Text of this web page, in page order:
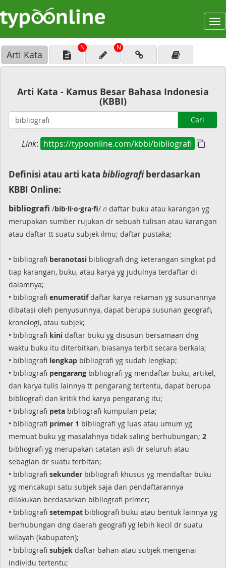
Arti Kata
N N
Arti Kata - Kamus Besar Bahasa Indonesia
(KBBI)
Cari
Link: https://typoonline.com/kbbi/bibliografi
Definisi atau arti kata bibliografiberdasarkan
KBBI Online:
bibliografi /bib·li·o·gra·fi/ n daftar buku atau karangan yg
merupakan sumber rujukan dr sebuah tulisan atau karangan
atau daftar tt suatu subjek ilmu; daftar pustaka;
• bibliografi beranotasi bibliografi dng keterangan singkat pd
tiap karangan, buku, atau karya yg judulnya terdaftar di
dalamnya;
• bibliografi enumeratifdaftar karya rekaman yg susunannya
dibatasi oleh penyusunnya, dapat berupa susunan geografi,
kronologi, atau subjek;
• bibliografi kini daftar buku yg disusun bersamaan dng
waktu buku itu diterbitkan, biasanya terbit secara berkala;
• bibliografi lengkap bibliografi yg sudah lengkap;
• bibliografi pengarang bibliografi yg mendaftar buku, artikel,
dan karya tulis lainnya tt pengarang tertentu, dapat berupa
bibliografi dan kritik thd karya pengarang itu;
• bibliografi peta bibliografi kumpulan peta;
• bibliografi primer 1 bibliografi yg luas atau umum yg
memuat buku yg masalahnya tidak saling berhubungan; 2
bibliografi yg merupakan catatan asli dr seluruh atau
sebagian dr suatu terbitan;
• bibliografi sekunder bibliografi khusus yg mendaftar buku
yg mencakupi satu subjek saja dan pendaftarannya
dilakukan berdasarkan bibliografi primer;
• bibliografi setempat bibliografi buku atau bentuk lainnya yg
berhubungan dng daerah geografi yg lebih kecil dr suatu
wilayah (kabupaten);
• bibliografi subjek daftar bahan atau subjek mengenai
individu tertentu;